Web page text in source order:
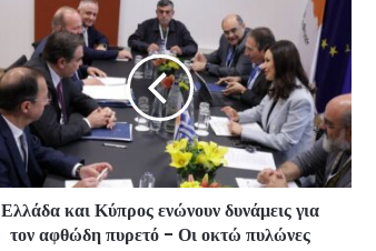
Ελλάδα και Κύπρος ενώνουν δυνάμεις για
τον αφθώδη πυρετό - Οι οκτώ πυλώνες